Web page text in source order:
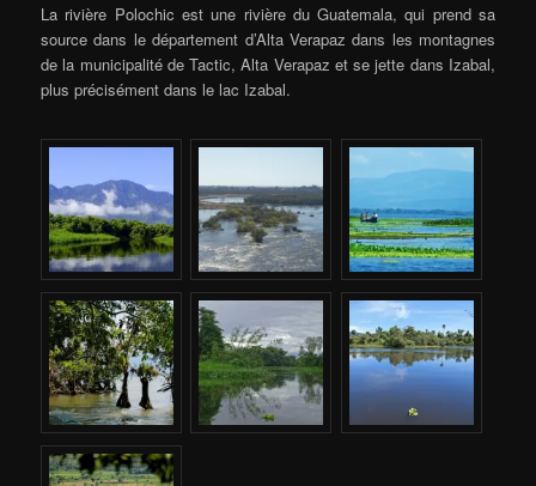
La rivière Polochic est une rivière du Guatemala, qui prend sa
source dans le département d’Alta Verapaz dans les montagnes
de la municipalité de Tactic, Alta Verapaz et se jette dans Izabal,
plus précisément dans le lac Izabal.